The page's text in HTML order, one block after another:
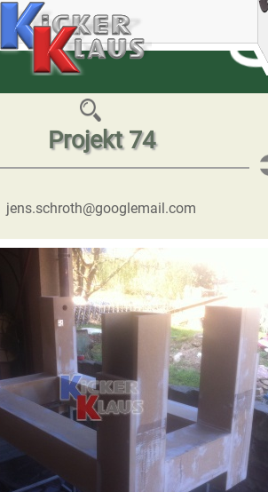
Projekt 74
jens.schroth@googlemail.com